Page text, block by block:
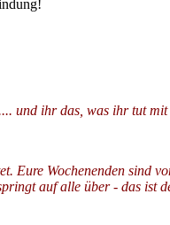
und ihr das, was ihr tut
Eure Wochenenden sind
auf alle über - das ist